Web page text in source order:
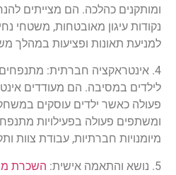
ומותקנים כהלכה. הם מצייתים
נקודות עיגון מאובטחות, משטחי
למניעת תאונות ופציעות במהלך
4. אינטראקציה חברתית:
לילדים במסיבה. הם מעודדים
פעולה כאשר ילדים עוסקים
ומשתפים פעולה בפעילויות
מיומנויות חברתיות, עבודת צוות
5. נושא והתאמה אישית: השכרת